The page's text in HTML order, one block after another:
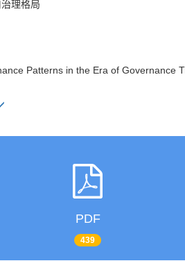
理格局
Patterns in the Era of Governance
PDF
439